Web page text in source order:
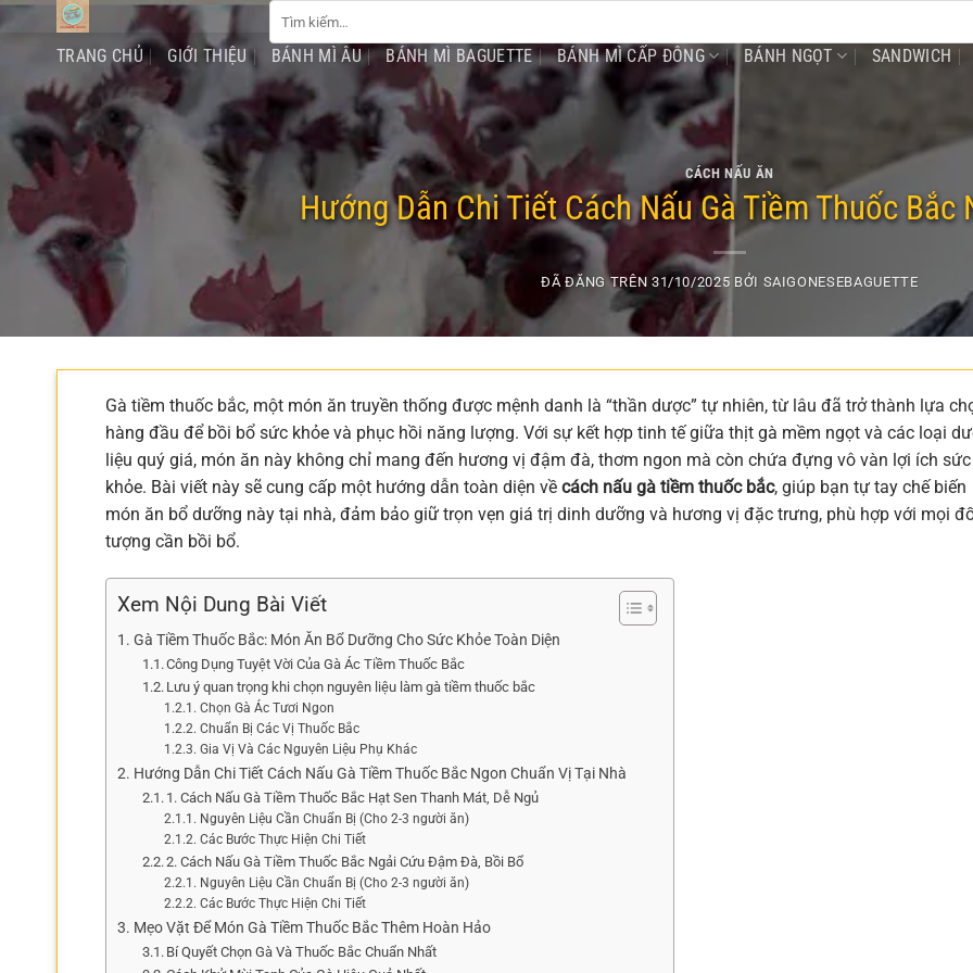
Chuyển
dung
kiếm:
TRANG CHỦ GIỚI THIỆU BÁNH MÌ ÂU BÁNH MÌ BAGUETTE BÁNH MÌ CẤP ĐÔNG BÁNH NGỌT SANDWICH
CÁCH NẤU ĂN
Hướng Dẫn Chi Tiết Cách Nấu Gà Tiềm Thuốc Bắc
ĐÃ ĐĂNG TRÊN 31/10/2025 BỞI SAIGONESEBAGUETTE
Gà tiềm thuốc bắc, một món ăn truyền thống được mệnh danh là “thần dược” tự nhiên, từ lâu đã trở thành lựa
hàng đầu để bồi bổ sức khỏe và phục hồi năng lượng. Với sự kết hợp tinh tế giữa thịt gà mềm ngọt và các loại
liệu quý giá, món ăn này không chỉ mang đến hương vị đậm đà, thơm ngon mà còn chứa đựng vô vàn lợi ích sức
khỏe. Bài viết này sẽ cung cấp một hướng dẫn toàn diện về cách nấu gà tiềm thuốc bắc, giúp bạn tự tay chế biến
món ăn bổ dưỡng này tại nhà, đảm bảo giữ trọn vẹn giá trị dinh dưỡng và hương vị đặc trưng, phù hợp với mọi
tượng cần bồi bổ.
Xem Nội Dung Bài Viết
Gà Tiềm Thuốc Bắc: Món Ăn Bổ Dưỡng Cho Sức Khỏe Toàn Diện
Công Dụng Tuyệt Vời Của Gà Ác Tiềm Thuốc Bắc
Lưu ý quan trọng khi chọn nguyên liệu làm gà tiềm thuốc bắc
Chọn Gà Ác Tươi Ngon
Chuẩn Bị Các Vị Thuốc Bắc
Gia Vị Và Các Nguyên Liệu Phụ Khác
Hướng Dẫn Chi Tiết Cách Nấu Gà Tiềm Thuốc Bắc Ngon Chuẩn Vị Tại Nhà
1. Cách Nấu Gà Tiềm Thuốc Bắc Hạt Sen Thanh Mát, Dễ Ngủ
Nguyên Liệu Cần Chuẩn Bị (Cho 2-3 người ăn)
Các Bước Thực Hiện Chi Tiết
2. Cách Nấu Gà Tiềm Thuốc Bắc Ngải Cứu Đậm Đà, Bồi Bổ
Nguyên Liệu Cần Chuẩn Bị (Cho 2-3 người ăn)
Các Bước Thực Hiện Chi Tiết
Mẹo Vặt Để Món Gà Tiềm Thuốc Bắc Thêm Hoàn Hảo
Bí Quyết Chọn Gà Và Thuốc Bắc Chuẩn Nhất